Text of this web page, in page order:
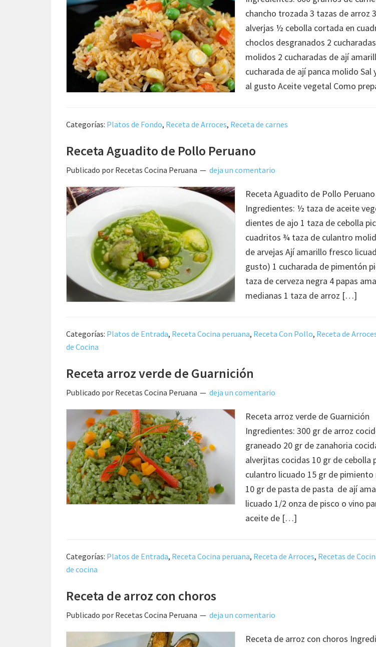
chancho trozada 3 tazas de arroz
alverjas ½ cebolla cortada en
choclos desgranados 2
molidos 2 cucharadas de ají
cucharada de ají panca molido Sal
al gusto Aceite vegetal Como
Categorías: Platos de Fondo, Receta de Arroces, Receta de carnes
Receta Aguadito de Pollo Peruano
Publicado por Recetas Cocina Peruana deja un comentario
Receta Aguadito de Pollo Peruano
Ingredientes: ½ taza de aceite
dientes de ajo 1 taza de cebolla
cuadritos ¾ taza de culantro
de arvejas Ají amarillo fresco
gusto) 1 cucharada de pimentón
taza de cerveza negra 4 papas
medianas 1 taza de arroz […]
Categorías: Platos de Entrada, Receta Cocina peruana, Receta Con Pollo, Receta de
de Cocina
Receta arroz verde de Guarnición
Publicado por Recetas Cocina Peruana deja un comentario
Receta arroz verde de Guarnición
Ingredientes: 300 gr de arroz
graneado 20 gr de zanahoria
alverjitas cocidas 10 gr de cebolla
culantro licuado 15 gr de
10 gr de pasta de pasta de ají
licuado 1/2 onza de pisco o vino
aceite de […]
Categorías: Platos de Entrada, Receta Cocina peruana, Receta de Arroces, Recetas de
de cocina
Receta de arroz con choros
Publicado por Recetas Cocina Peruana deja un comentario
Receta de arroz con choros